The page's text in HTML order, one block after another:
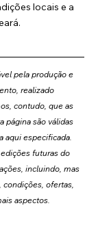
locais e a
pela produção e
realizado
contudo, que as
página são válidas
aqui especificada.
futuras do
incluindo, mas
condições, ofertas,
aspectos.